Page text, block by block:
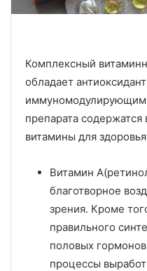
Комплексный
обладает
препарата
витамины для
Витамин
благотворное
зрения. Кроме
правильного
половых
процессы